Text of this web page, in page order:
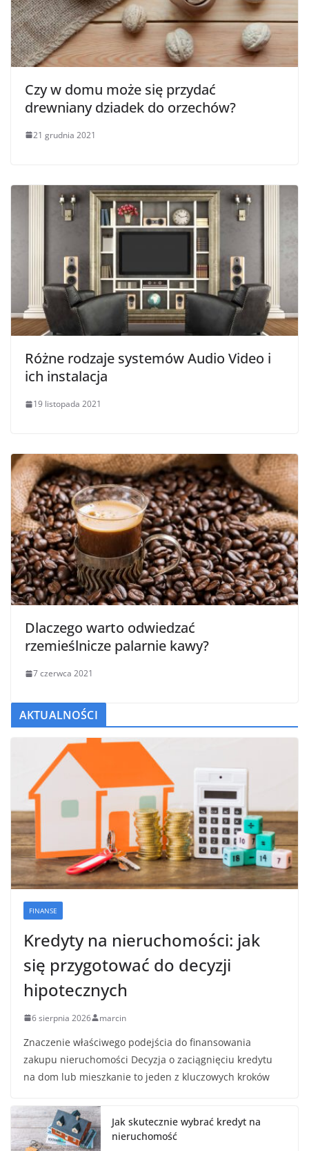
Czy w domu może się przydać
drewniany dziadek do orzechów?
21 grudnia 2021
Różne rodzaje systemów Audio Video i
ich instalacja
19 listopada 2021
Dlaczego warto odwiedzać
rzemieślnicze palarnie kawy?
7 czerwca 2021
AKTUALNOŚCI
FINANSE
Kredyty na nieruchomości: jak
się przygotować do decyzji
hipotecznych
6 sierpnia 2026 marcin
Znaczenie właściwego podejścia do finansowania
zakupu nieruchomości Decyzja o zaciągnięciu kredytu
na dom lub mieszkanie to jeden z kluczowych kroków
Jak skutecznie wybrać kredyt na
nieruchomość